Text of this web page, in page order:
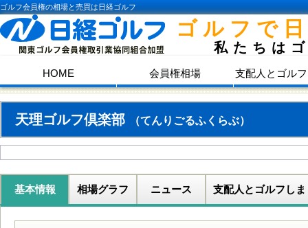
ゴルフ会員権の相場と売買は日経ゴルフ
ゴルフで
私たちは
HOME 会員権相場 支配人とゴル
天理ゴルフ倶楽部 （てんりごるふくらぶ）
基本情報 相場グラフ ニュース 支配人とゴルフしま